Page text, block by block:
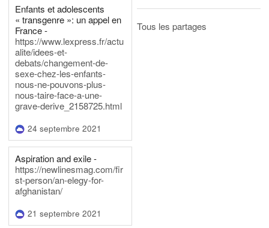
Enfants et adolescents
« transgenre »: un appel en
France -
https://www.lexpress.fr/actu
alite/idees-et-
debats/changement-de-
sexe-chez-les-enfants-
nous-ne-pouvons-plus-
nous-taire-face-a-une-
grave-derive_2158725.html
24 septembre 2021
Aspiration and exile -
https://newlinesmag.com/fir
st-person/an-elegy-for-
afghanistan/
21 septembre 2021
Tous les partages